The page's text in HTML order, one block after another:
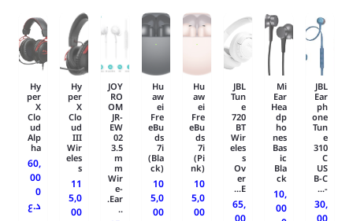
JBL
Ear
ph
one
Tun
e
310
C
US
B-C
-...
30,
Mi
Ear
Hea
dp
ho
nes
Bas
ic
Bla
ck
10,
00
JBL
Tun
e
720
BT
Wir
eles
s
Ov
er
E...
65,
Hu
aw
ei
Fre
eBu
ds
7i
(Pi
nk)
10
5,0
00
Hu
aw
ei
Fre
eBu
ds
7i
(Bla
ck)
10
5,0
00
JOY
RO
OM
JR-
EW
02
3.5
m
m
Wir
e-
Ear.
..
Hy
per
X
Clo
ud
III
Wir
eles
s
11
5,0
00
Hy
per
X
Clo
ud
Alp
ha
60,
00
0
د.ع